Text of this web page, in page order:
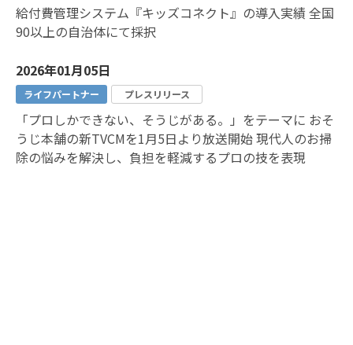
給付費管理システム『キッズコネクト』の導入実績 全国
90以上の自治体にて採択
2026年01月05日
ライフパートナー プレスリリース
「プロしかできない、そうじがある。」をテーマに おそ
うじ本舗の新TVCMを1月5日より放送開始 現代人のお掃
除の悩みを解決し、負担を軽減するプロの技を表現